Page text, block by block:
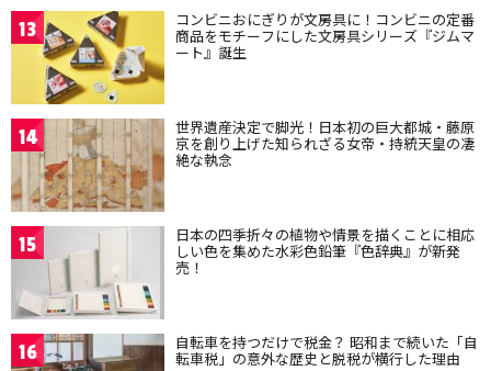
13 コンビニおにぎりが文房具に！コンビニの定番
商品をモチーフにした文房具シリーズ『ジムマ
ート』誕生
14 世界遺産決定で脚光！日本初の巨大都城・藤原
京を創り上げた知られざる女帝・持統天皇の凄
絶な執念
15 日本の四季折々の植物や情景を描くことに相応
しい色を集めた水彩色鉛筆『色辞典』が新発
売！
16 自転車を持つだけで税金？ 昭和まで続いた「自
転車税」の意外な歴史と脱税が横行した理由